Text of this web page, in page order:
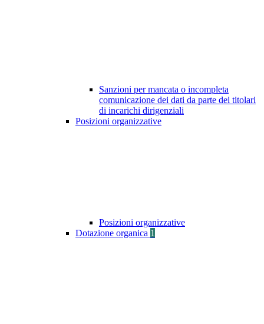
Sanzioni per mancata o incompleta
comunicazione dei dati da parte dei titolari
di incarichi dirigenziali
Posizioni organizzative
Posizioni organizzative
Dotazione organica 1